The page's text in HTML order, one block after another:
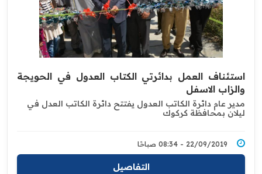
استئناف العمل بدائرتي الكتاب العدول في الحويجة
والزاب الاسفل
مدير عام دائرة الكاتب العدول يفتتح دائرة الكاتب العدل في
ليلان بمحافظة كركوك
22/09/2019 - 08:34 صباحًا
التفاصيل